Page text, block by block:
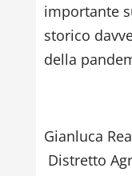
importante
storico
della
Gianluca
Distretto